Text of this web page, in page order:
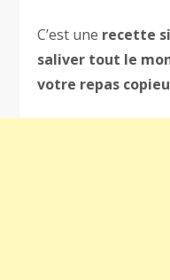
C’est une recette
saliver tout le
votre repas